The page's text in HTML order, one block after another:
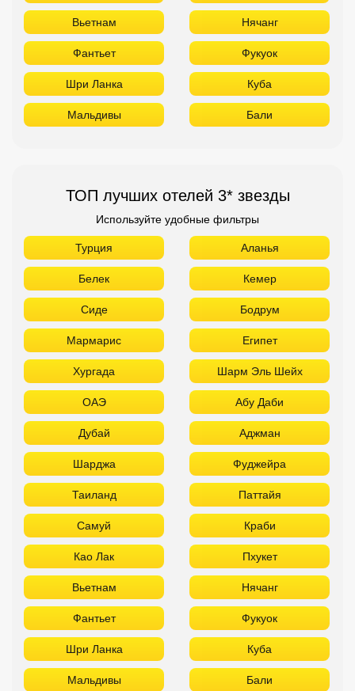
Вьетнам Нячанг
Фантьет Фукуок
Шри Ланка Куба
Мальдивы Бали
ТОП лучших отелей 3* звезды
Используйте удобные фильтры
Турция Аланья
Белек Кемер
Сиде Бодрум
Мармарис Египет
Хургада Шарм Эль Шейх
ОАЭ Абу Даби
Дубай Аджман
Шарджа Фуджейра
Таиланд Паттайя
Самуй Краби
Као Лак Пхукет
Вьетнам Нячанг
Фантьет Фукуок
Шри Ланка Куба
Мальдивы Бали